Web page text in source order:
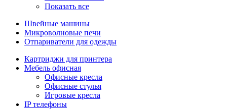
Показать все
Швейные машины
Микроволновые печи
Отпариватели для одежды
Картриджи для принтера
Мебель офисная
Офисные кресла
Офисные стулья
Игровые кресла
IP телефоны